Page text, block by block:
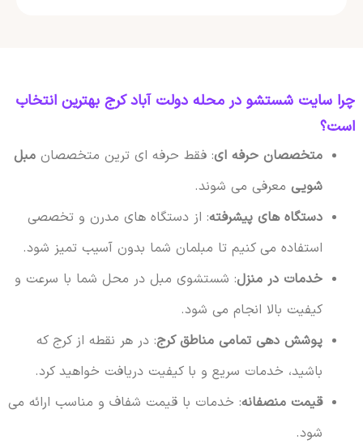
چرا سایت شستشو در محله دولت آباد کرج بهترین انتخاب
است؟
متخصصان حرفه ای: فقط حرفه ای ترین متخصصان مبل
شویی معرفی می شوند.
دستگاه های پیشرفته: از دستگاه های مدرن و تخصصی
استفاده می کنیم تا مبلمان شما بدون آسیب تمیز شود.
خدمات در منزل: شستشوی مبل در محل شما با سرعت و
کیفیت بالا انجام می شود.
پوشش دهی تمامی مناطق کرج: در هر نقطه از کرج که
باشید، خدمات سریع و با کیفیت دریافت خواهید کرد.
قیمت منصفانه: خدمات با قیمت شفاف و مناسب ارائه می
شود.